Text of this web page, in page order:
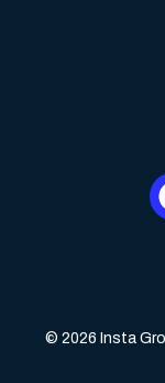
© 2026 Insta